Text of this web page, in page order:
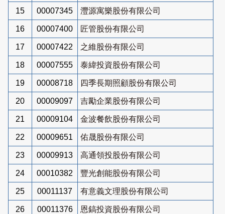
15 00007345 灃源寓樂股份有限公司
16 00007400 匠管股份有限公司
17 00007422 之維股份有限公司
18 00007555 泰緯投資股份有限公司
19 00008718 四季長期照顧股份有限公司
20 00009097 吉勵企業股份有限公司
21 00009104 金波餐飲股份有限公司
22 00009651 佑晟股份有限公司
23 00009913 高通領投股份有限公司
24 00010382 豐光創能股份有限公司
25 00011137 有意義文理股份有限公司
26 00011376 恩鎬投資股份有限公司